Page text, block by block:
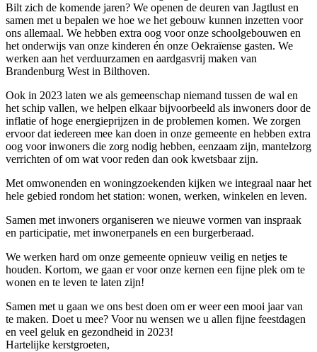
Bilt zich de komende jaren? We openen de deuren van Jagtlust en
samen met u bepalen we hoe we het gebouw kunnen inzetten voor
ons allemaal. We hebben extra oog voor onze schoolgebouwen en
het onderwijs van onze kinderen én onze Oekraïense gasten. We
werken aan het verduurzamen en aardgasvrij maken van
Brandenburg West in Bilthoven.
Ook in 2023 laten we als gemeenschap niemand tussen de wal en
het schip vallen, we helpen elkaar bijvoorbeeld als inwoners door de
inflatie of hoge energieprijzen in de problemen komen. We zorgen
ervoor dat iedereen mee kan doen in onze gemeente en hebben extra
oog voor inwoners die zorg nodig hebben, eenzaam zijn, mantelzorg
verrichten of om wat voor reden dan ook kwetsbaar zijn.
Met omwonenden en woningzoekenden kijken we integraal naar het
hele gebied rondom het station: wonen, werken, winkelen en leven.
Samen met inwoners organiseren we nieuwe vormen van inspraak
en participatie, met inwonerpanels en een burgerberaad.
We werken hard om onze gemeente opnieuw veilig en netjes te
houden. Kortom, we gaan er voor onze kernen een fijne plek om te
wonen en te leven te laten zijn!
Samen met u gaan we ons best doen om er weer een mooi jaar van
te maken. Doet u mee? Voor nu wensen we u allen fijne feestdagen
en veel geluk en gezondheid in 2023!
Hartelijke kerstgroeten,